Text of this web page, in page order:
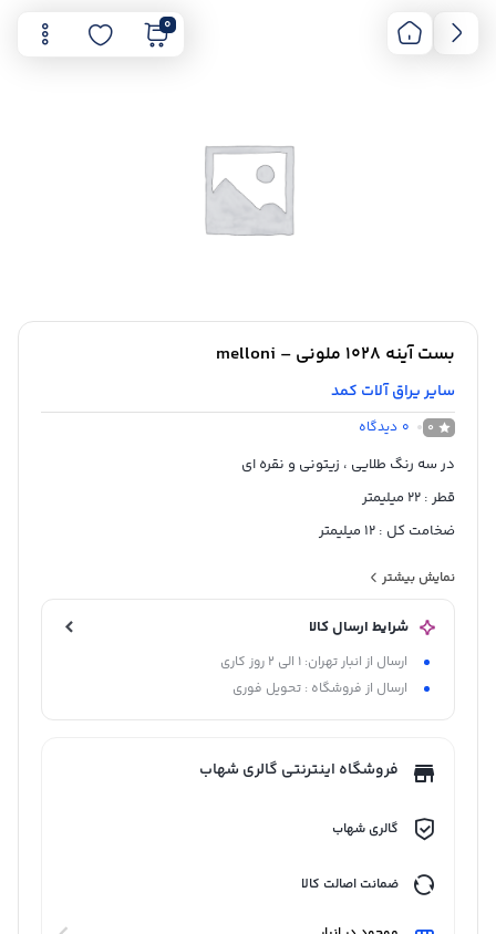
0
بست آینه 1028 ملونی – melloni
سایر یراق آلات کمد
0
0 دیدگاه
در سه رنگ طلایی ، زیتونی و نقره ای
قطر : 22 میلیمتر
ضخامت کل : 12 میلیمتر
نمایش بیشتر
شرایط ارسال کالا
ارسال از انبار تهران: 1 الی 2 روز کاری
ارسال از فروشگاه : تحویل فوری
فروشگاه اینترنتی گالری شهاب
گالری شهاب
ضمانت اصالت کالا